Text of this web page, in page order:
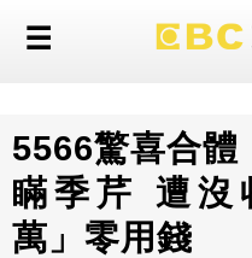
5566驚喜合體
瞞季芹 遭沒
萬」零用錢